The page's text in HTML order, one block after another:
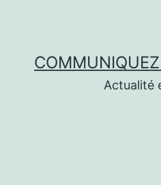
Actualité